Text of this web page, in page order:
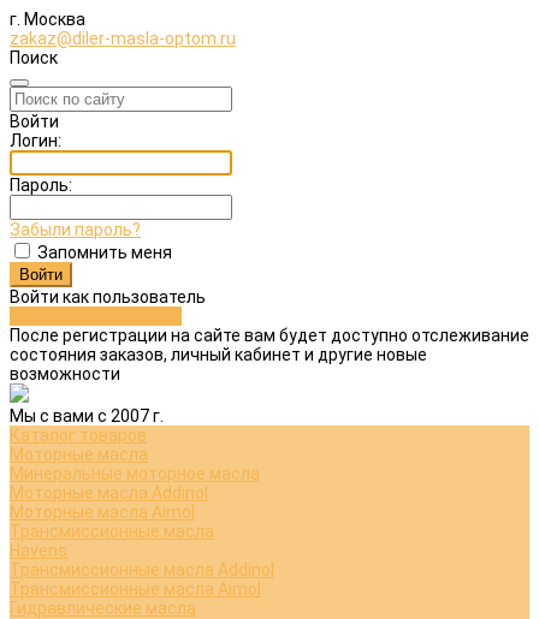
г. Москва
zakaz@diler-masla-optom.ru
Поиск
Войти
Логин:
Пароль:
Забыли пароль?
Запомнить меня
Войти как пользователь
После регистрации на сайте вам будет доступно отслеживание
состояния заказов, личный кабинет и другие новые
возможности
Мы с вами с 2007 г.
Каталог товаров
Моторные масла
Минеральные моторное масла
Моторные масла Addinol
Моторные масла Aimol
Трансмиссионные масла
Havens
Трансмиссионные масла Addinol
Трансмиссионные масла Aimol
Гидравлические масла